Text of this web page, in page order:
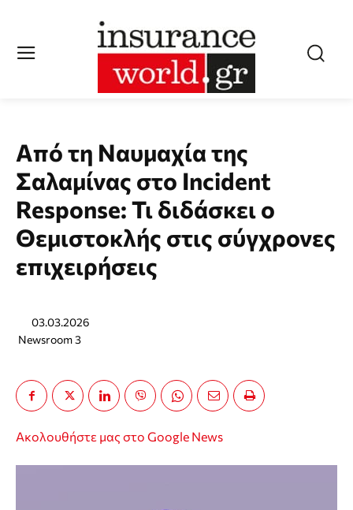
Από τη Ναυμαχία της
Σαλαμίνας στο Incident
Response: Τι διδάσκει ο
Θεμιστοκλής στις σύγχρονες
επιχειρήσεις
03.03.2026
Newsroom 3
Ακολουθήστε μας στο Google News